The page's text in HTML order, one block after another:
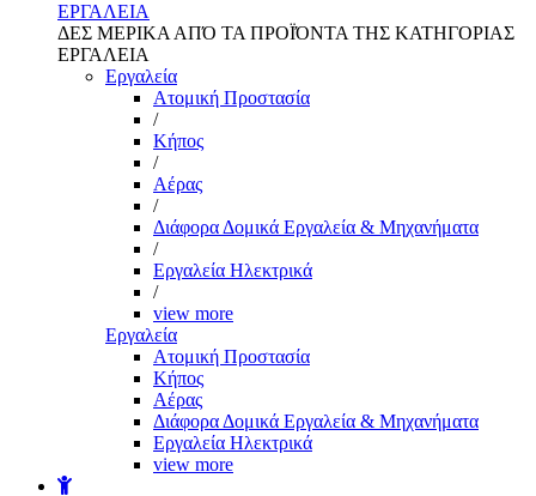
ΕΡΓΑΛΕΙΑ
ΔΕΣ ΜΕΡΙΚΑ ΑΠΌ ΤΑ ΠΡΟΪΌΝΤΑ ΤΗΣ ΚΑΤΗΓΟΡΙΑΣ
ΕΡΓΑΛΕΙΑ
Εργαλεία
Aτομική Προστασία
/
Kήπος
/
Αέρας
/
Διάφορα Δομικά Εργαλεία & Μηχανήματα
/
Εργαλεία Ηλεκτρικά
/
view more
Εργαλεία
Aτομική Προστασία
Kήπος
Αέρας
Διάφορα Δομικά Εργαλεία & Μηχανήματα
Εργαλεία Ηλεκτρικά
view more